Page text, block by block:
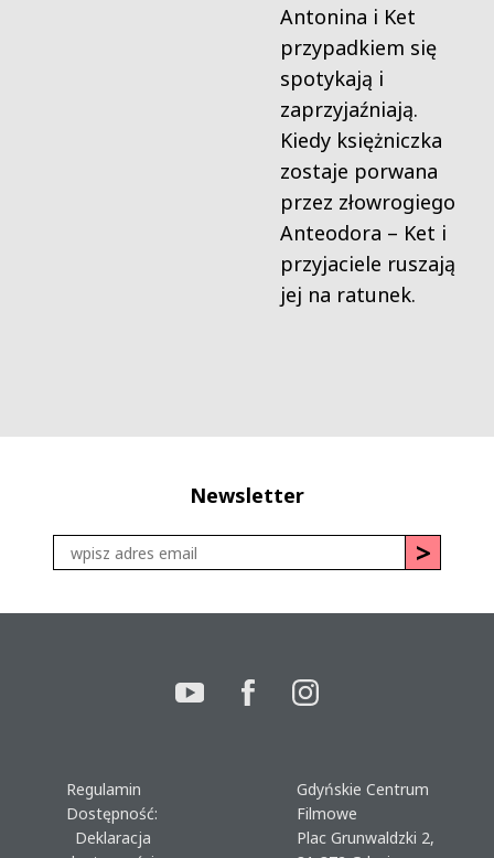
Antonina i Ket
przypadkiem się
spotykają i
zaprzyjaźniają.
Kiedy księżniczka
zostaje porwana
przez złowrogiego
Anteodora – Ket i
przyjaciele ruszają
jej na ratunek.
Newsletter
Regulamin
Dostępność:
Deklaracja
Gdyńskie Centrum
Filmowe
Plac Grunwaldzki 2,